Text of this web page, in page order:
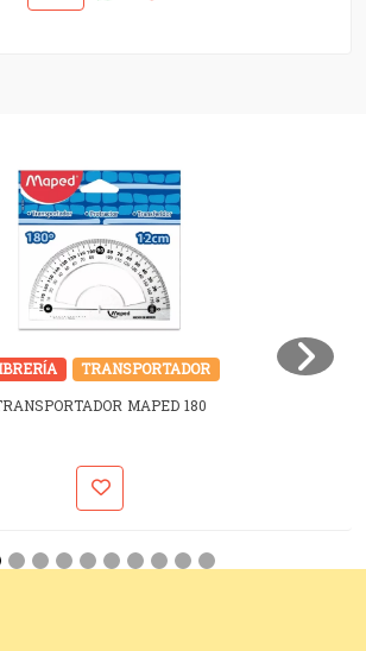
TRANSPORTADOR
MAPED 180